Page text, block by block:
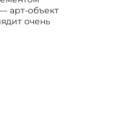
арт-объект
очень